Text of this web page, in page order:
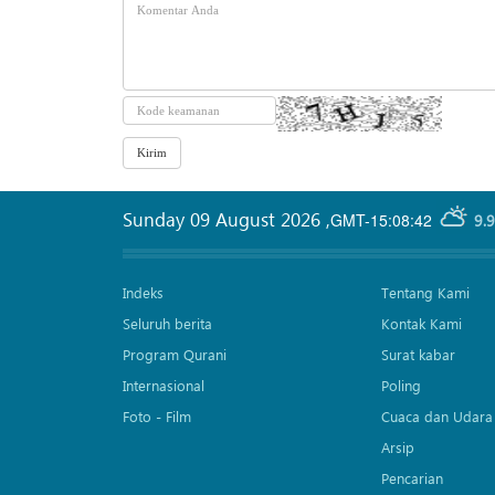
GMT-15:08:42
Sunday 09 August 2026 ,
Indeks
Seluruh berita
Program Qurani
Internasional
Foto - Film
Tentang Kami
Kontak Kami
Surat kabar
Poling
Cuaca dan Udara
Arsip
Pencarian